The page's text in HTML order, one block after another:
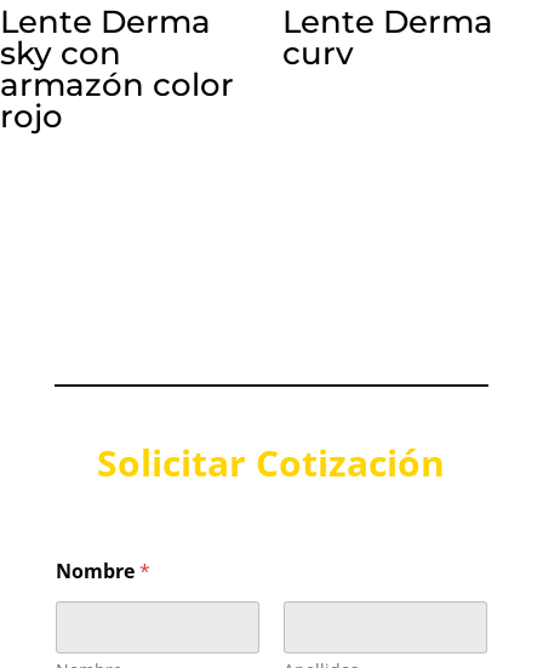
Lente Derma
sky con
armazón color
rojo
Lente Derma
curv
Solicitar Cotización
Nombre*